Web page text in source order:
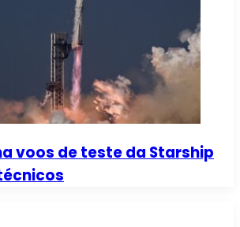
voos de teste da Starship